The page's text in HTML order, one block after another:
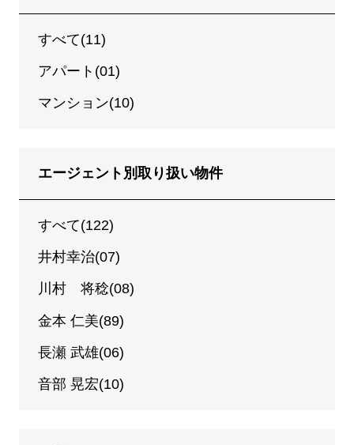
すべて(11)
アパート(01)
マンション(10)
エージェント別取り扱い物件
すべて(122)
井村幸治(07)
川村 将稔(08)
金本 仁美(89)
長瀬 武雄(06)
音部 晃宏(10)